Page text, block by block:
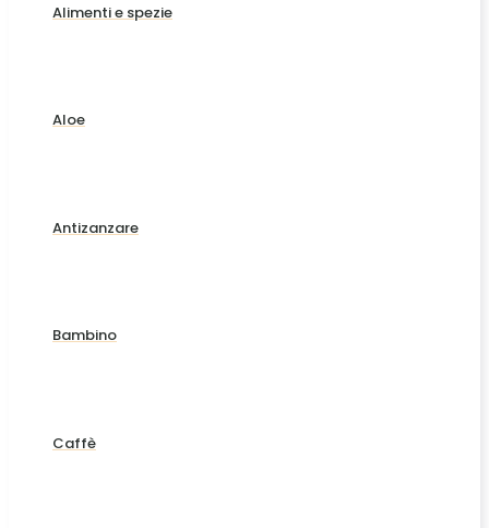
Alimenti e spezie
Aloe
Antizanzare
Bambino
Caffè